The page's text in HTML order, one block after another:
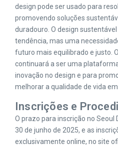
design pode ser usado para
promovendo soluções
duradouro. O design
tendência, mas uma
futuro mais equilibrado e justo.
continuará a ser uma
inovação no design e para
melhorar a qualidade de vida
Inscrições e
O prazo para inscrição no Seoul
30 de junho de 2025, e as
exclusivamente online, no site